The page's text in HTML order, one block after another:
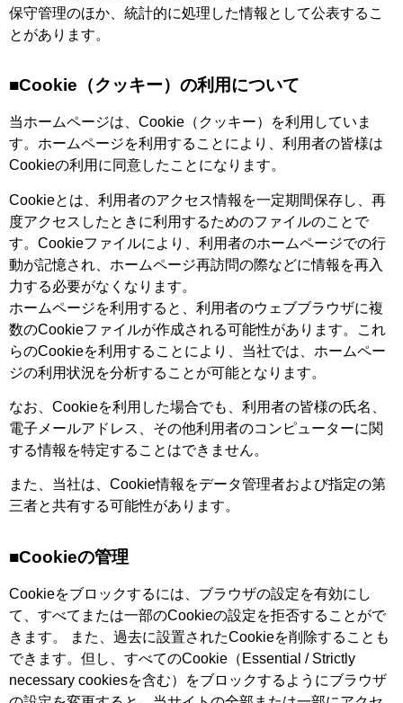
保守管理のほか、統計的に処理した情報として公表するこ
とがあります。
■Cookie（クッキー）の利用について
当ホームページは、Cookie（クッキー）を利用していま
す。ホームページを利用することにより、利用者の皆様は
Cookieの利用に同意したことになります。
Cookieとは、利用者のアクセス情報を一定期間保存し、再
度アクセスしたときに利用するためのファイルのことで
す。Cookieファイルにより、利用者のホームページでの行
動が記憶され、ホームページ再訪問の際などに情報を再入
力する必要がなくなります。
ホームページを利用すると、利用者のウェブブラウザに複
数のCookieファイルが作成される可能性があります。これ
らのCookieを利用することにより、当社では、ホームペー
ジの利用状況を分析することが可能となります。
なお、Cookieを利用した場合でも、利用者の皆様の氏名、
電子メールアドレス、その他利用者のコンピューターに関
する情報を特定することはできません。
また、当社は、Cookie情報をデータ管理者および指定の第
三者と共有する可能性があります。
■Cookieの管理
Cookieをブロックするには、ブラウザの設定を有効にし
て、すべてまたは一部のCookieの設定を拒否することがで
きます。 また、過去に設置されたCookieを削除することも
できます。但し、すべてのCookie（Essential / Strictly
necessary cookiesを含む）をブロックするようにブラウザ